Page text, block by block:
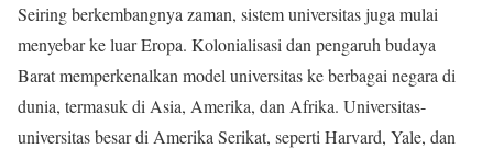
Seiring berkembangnya zaman, sistem universitas juga mulai
menyebar ke luar Eropa. Kolonialisasi dan pengaruh budaya
Barat memperkenalkan model universitas ke berbagai negara di
dunia, termasuk di Asia, Amerika, dan Afrika. Universitas-
universitas besar di Amerika Serikat, seperti Harvard, Yale, dan